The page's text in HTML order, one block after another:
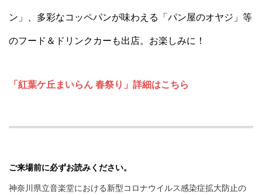
ン」、多彩なコッペパンが味わえる「パン屋のオヤジ」等
のフード＆ドリンクカーも出店。お楽しみに！
「紅葉ケ丘まいらん 春祭り」詳細はこちら
ご来場前に必ずお読みください。
神奈川県立音楽堂における新型コロナウイルス感染症拡大防止の